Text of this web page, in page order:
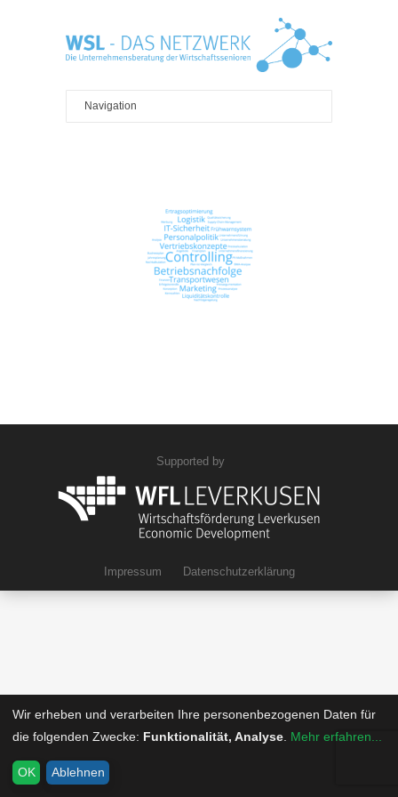
Supported by
Impressum Datenschutzerklärung
Wir erheben und verarbeiten Ihre personenbezogenen Daten für
die folgenden Zwecke: Funktionalität, Analyse Mehr erfahren...
OK Ablehnen